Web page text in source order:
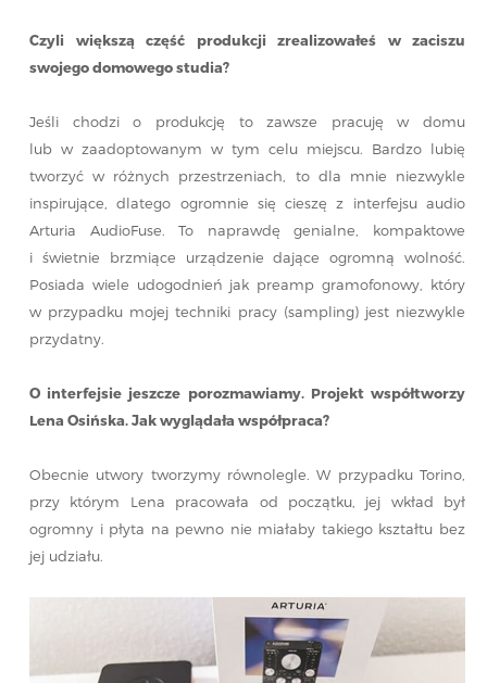
Czyli większą część produkcji zrealizowałeś w zaciszu
swojego domowego studia?
Jeśli chodzi o produkcję to zawsze pracuję w domu
lub w zaadoptowanym w tym celu miejscu. Bardzo lubię
tworzyć w różnych przestrzeniach, to dla mnie niezwykle
inspirujące, dlatego ogromnie się cieszę z interfejsu audio
Arturia AudioFuse. To naprawdę genialne, kompaktowe
i świetnie brzmiące urządzenie dające ogromną wolność.
Posiada wiele udogodnień jak preamp gramofonowy, który
w przypadku mojej techniki pracy (sampling) jest niezwykle
przydatny.
O interfejsie jeszcze porozmawiamy. Projekt współtworzy
Lena Osińska. Jak wyglądała współpraca?
Obecnie utwory tworzymy równolegle. W przypadku Torino,
przy którym Lena pracowała od początku, jej wkład był
ogromny i płyta na pewno nie miałaby takiego kształtu bez
jej udziału.